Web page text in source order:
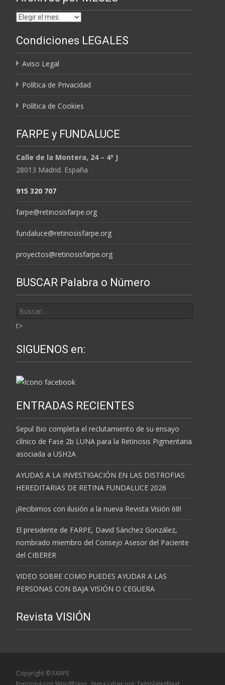
Archivos
MESES
Condiciones LEGALES
Aviso Legal
Política de Privacidad
Política de Cookies
FARPE y FUNDALUCE
Calle de la Montera, 24 – 4º J
28013 Madrid. España
915 320 707
farpe@retinosisfarpe.org
fundaluce@retinosisfarpe.org
proyectos@retinosisfarpe.org
BUSCAR Palabra o Número
por:
t>
SIGUENOS en:
ENTRADAS RECIENTES
Sepul Bio completa el reclutamiento de su ensayo
clínico de Fase 2b LUNA para la Retinosis Pigmentaria
asociada a USH2A
AYUDAS A LA INVESTIGACIÓN EN LAS DISTROFIAS
HEREDITARIAS DE RETINA FUNDALUCE 2026
¡Recibimos con ilusión a la nueva Revista Visión 68!
El presidente de FARPE, David Sánchez González,
nombrado miembro del Consejo Asesor del Paciente
del CIBERER
VIDEO SOBRE COMO PUEDES AYUDAR A LAS
PERSONAS CON BAJA VISIÓN O CEGUERA
Revista VISIÓN
Copyright © FARPE